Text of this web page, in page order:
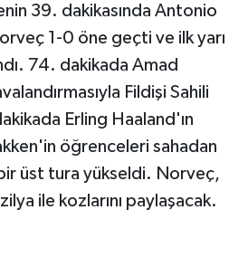
39. dakikasında Antonio
1-0 öne geçti ve ilk yarı
74. dakikada Amad
Fildişi Sahili
Erling Haaland'ın
öğrenceleri sahadan
bir üst tura yükseldi. Norveç,
ile kozlarını paylaşacak.